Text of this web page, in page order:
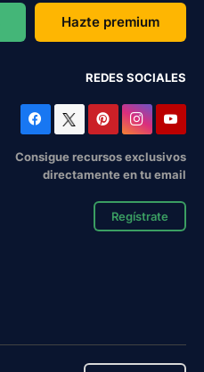
Hazte premium
REDES SOCIALES
Consigue recursos exclusivos
directamente en tu email
Regístrate